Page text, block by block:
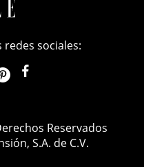
sociales:
ellemexico
Reservados
S.A. de C.V.